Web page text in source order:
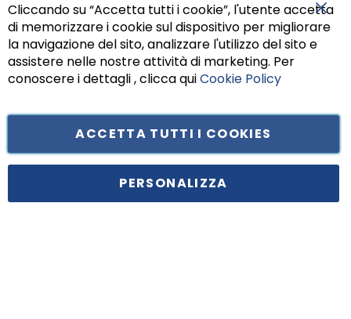
Cliccando su “Accetta tutti i cookie”, l'utente accetta
di memorizzare i cookie sul dispositivo per migliorare
la navigazione del sito, analizzare l'utilizzo del sito e
assistere nelle nostre attività di marketing. Per
conoscere i dettagli , clicca quiCookie Policy
ACCETTA TUTTI I COOKIES
PERSONALIZZA